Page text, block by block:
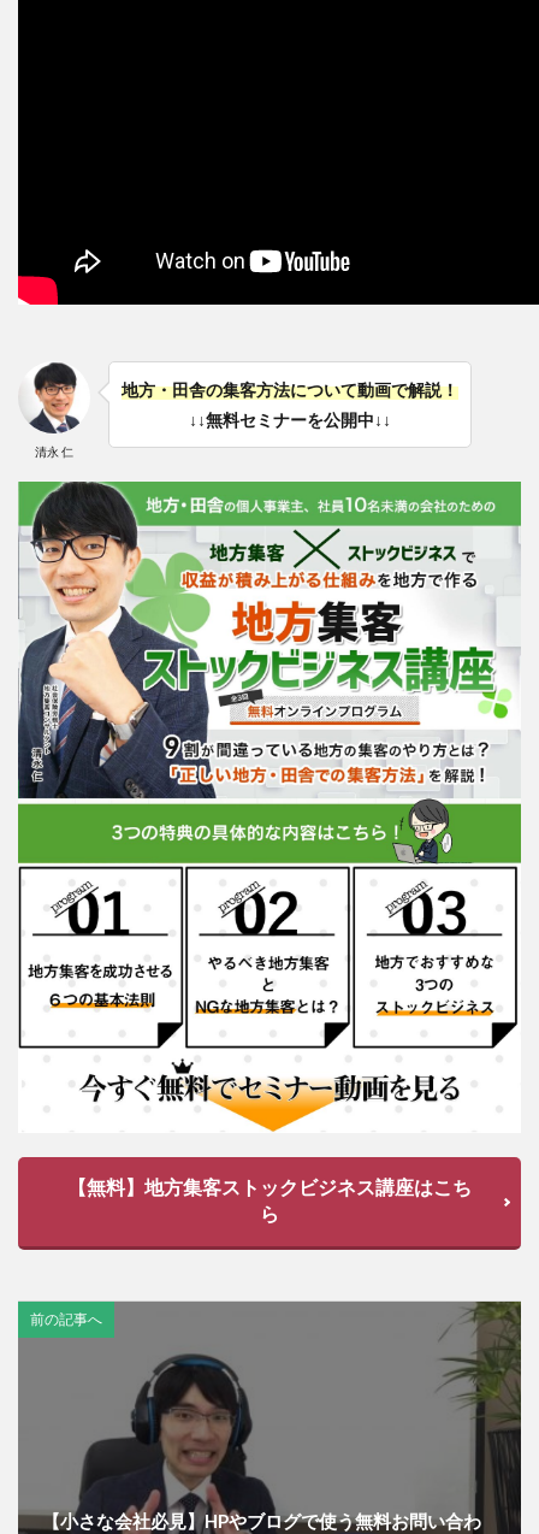
清永 仁
地方・田舎の集客方法について動画で解説！
↓↓無料セミナーを公開中↓↓
【無料】地方集客ストックビジネス講座はこち
ら
前の記事へ
【小さな会社必見】HPやブログで使う無料お問い合わ